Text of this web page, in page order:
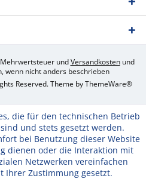
undVersandkostenund
wenn nicht anders beschrieben
Reserved. Theme byThemeWare®
die für den technischen Betrieb
und stets gesetzt werden.
bei Benutzung dieser Website
dienen oder die Interaktion mit
Netzwerken vereinfachen
Ihrer Zustimmung gesetzt.